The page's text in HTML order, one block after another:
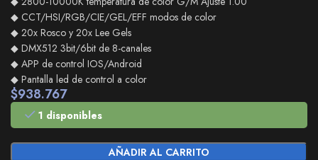
◆ CCT/HSI/RGB/CIE/GEL/EFF modos de color
◆ 20x Rosco y 20x Lee Gels
◆ DMX512 3bit/6bit de 8-canales
◆ APP de control IOS/Android
◆ Pantalla led de control a color
$938.767
1 disponibles
AÑADIR AL CARRITO